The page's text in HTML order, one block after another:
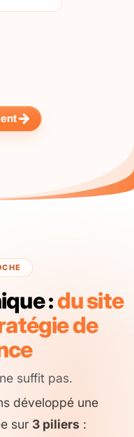
:du site
de
suffit pas.
développé une
sur 3 piliers :